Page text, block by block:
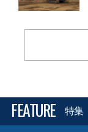
FEATURE 特集